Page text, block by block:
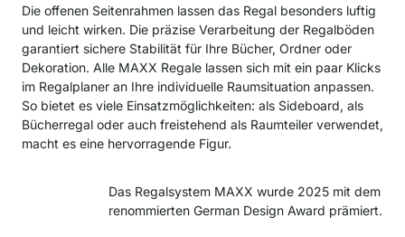
Die offenen Seitenrahmen lassen das Regal besonders luftig
und leicht wirken. Die präzise Verarbeitung der Regalböden
garantiert sichere Stabilität für Ihre Bücher, Ordner oder
Dekoration. Alle MAXX Regale lassen sich mit ein paar Klicks
im Regalplaner an Ihre individuelle Raumsituation anpassen.
So bietet es viele Einsatzmöglichkeiten: als Sideboard, als
Bücherregal oder auch freistehend als Raumteiler verwendet,
macht es eine hervorragende Figur.
Das Regalsystem MAXX wurde 2025 mit dem
renommierten German Design Award prämiert.